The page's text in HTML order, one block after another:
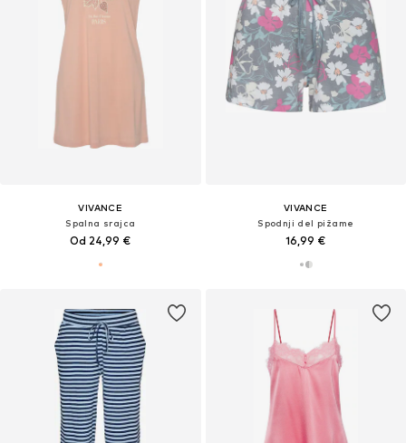
VIVANCE
Spalna srajca
Od 24,99 €
VIVANCE
Spodnji del pižame
16,99 €